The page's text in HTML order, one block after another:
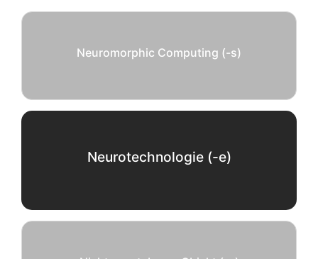
Neuromorphic Computing (-s)
Neurotechnologie (-e)